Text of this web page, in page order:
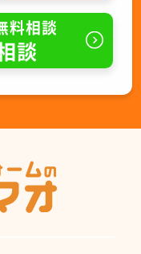
料相談
談